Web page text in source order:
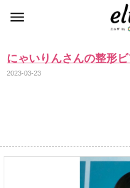
にゃいりんさんの整形
2023-03-23